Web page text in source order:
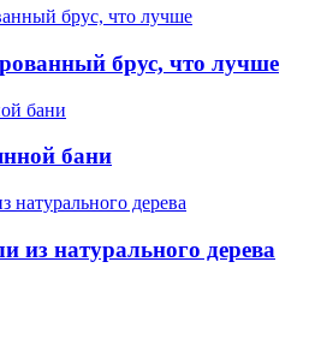
брус, что лучше
бани
из натурального дерева